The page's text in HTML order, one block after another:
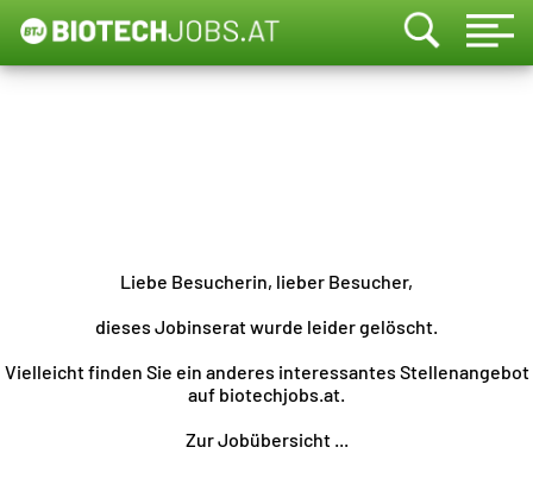
Liebe Besucherin, lieber Besucher,
dieses Jobinserat wurde leider gelöscht.
Vielleicht finden Sie ein anderes interessantes Stellenangebot
auf biotechjobs.at.
Zur Jobübersicht ...